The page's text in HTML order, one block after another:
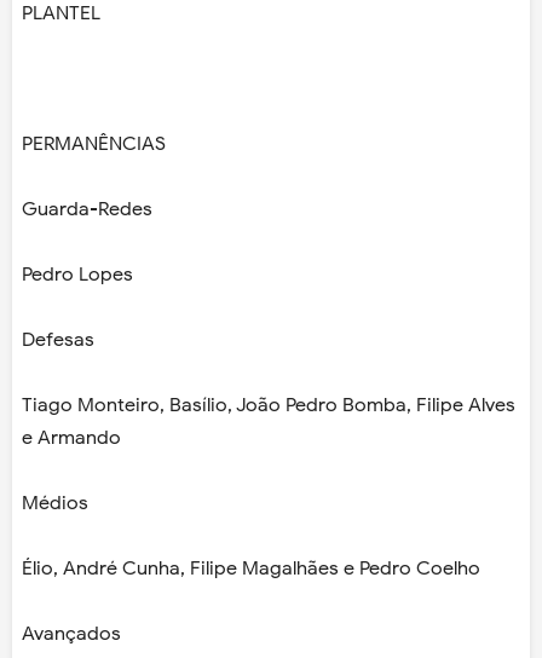
PLANTEL
PERMANÊNCIAS
Guarda-Redes
Pedro Lopes
Defesas
Tiago Monteiro, Basílio, João Pedro Bomba, Filipe Alves
e Armando
Médios
Élio, André Cunha, Filipe Magalhães e Pedro Coelho
Avançados